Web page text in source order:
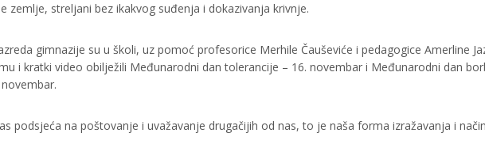
zemlje, streljani bez ikakvog suđenja i dokazivanja krivnje.
gimnazije su u školi, uz pomoć profesorice Merhile Čauševiće i pedagogice Amerline
i kratki video obilježili Međunarodni dan tolerancije – 16. novembar i Međunarodni dan
podsjeća na poštovanje i uvažavanje drugačijih od nas, to je naša forma izražavanja i